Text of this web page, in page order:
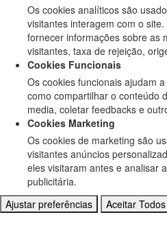
Os cookies analíticos são
visitantes interagem com o
fornecer informações sobre as
visitantes, taxa de rejeição,
Cookies Funcionais
Os cookies funcionais ajudam
como compartilhar o conteúdo
media, coletar feedbacks e
Cookies Marketing
Os cookies de marketing são
visitantes anúncios
eles visitaram antes e analisar
publicitária.
Ajustar preferências
Aceitar Todos